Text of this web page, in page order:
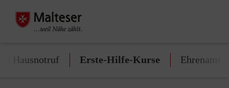
| Hausnotruf Erste-Hilfe-Kurse Ehrenamt